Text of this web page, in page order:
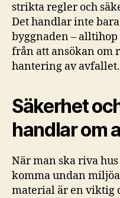
strikta regler och
Det handlar inte
byggnaden –
från att ansökan
hantering av avfallet.
Säkerhet
handlar om
När man ska riva
komma undan
material är en viktig